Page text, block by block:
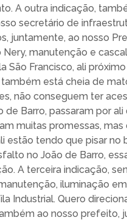
A outra indicação,
secretário de
juntamente, ao nosso
Nery, manutenção e
São Francisco, ali
também está cheia de
não conseguem ter
de Barro, passaram por ali
muitas promessas, mas
estão tendo que pisar no
no João de Barro,
A terceira indicação,
iluminação
Industrial. Quero
ao nosso prefeito,